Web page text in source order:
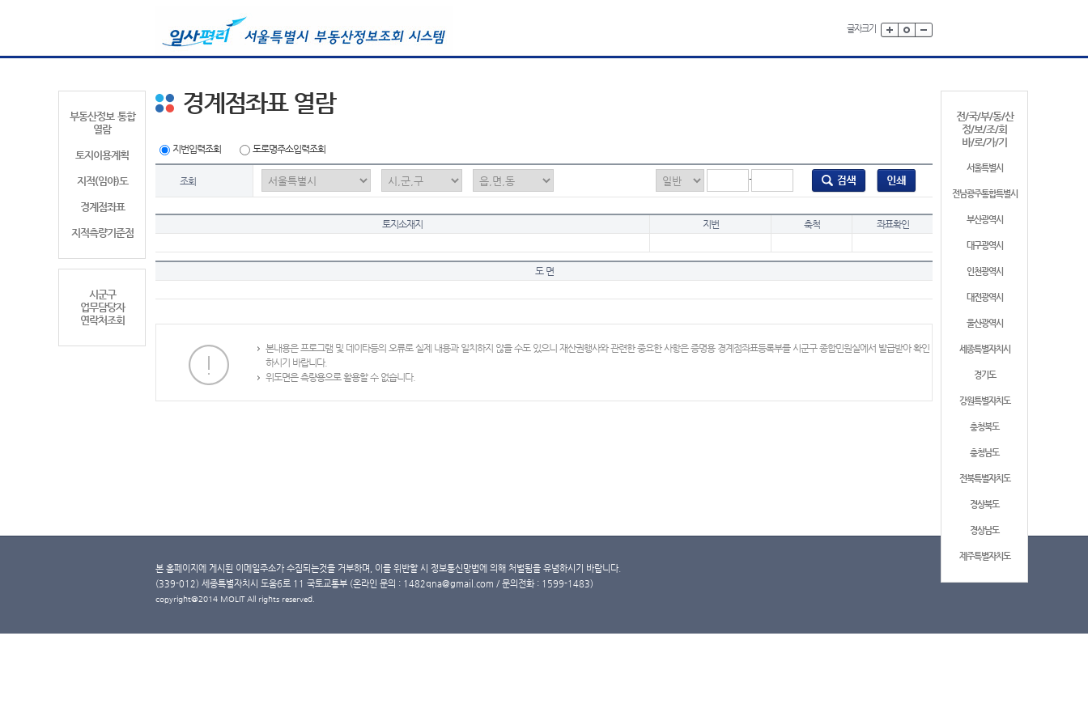
글자크기
부동산정보 통합
열람
토지이용계획
지적(임야)도
경계점좌표
지적측량기준점
시군구
업무담당자
연락처조회
전/국/부/동/산
정/보/조/회
바/로/가/기
서울특별시
전남광주통합특별시
부산광역시
대구광역시
인천광역시
대전광역시
울산광역시
세종특별자치시
경기도
강원특별자치도
충청북도
충청남도
전북특별자치도
경상북도
경상남도
제주특별자치도
경계점좌표 열람
지번입력조회 도로명주소입력조회
조회 -
토지소재지 지번 축척 좌표확인
도 면
본내용은 프로그램 및 데이타등의 오류로 실제 내용과 일치하지 않을 수도 있으니 재산권행사와 관련한 중요한 사항은 증명용 경계점좌표등록부를 시군구 종합민원실에서 발급받아 확인
하시기 바랍니다.
위도면은 측량용으로 활용할 수 없습니다.
본 홈페이지에 게시된 이메일주소가 수집되는것을 거부하며, 이를 위반할 시 정보통신망법에 의해 처벌됨을 유념하시기 바랍니다.
(339-012) 세종특별자치시 도움6로 11 국토교통부 (온라인 문의 : 1482qna@gmail.com / 문의전화 : 1599-1483)
copyright@2014 MOLIT All rights reserved.